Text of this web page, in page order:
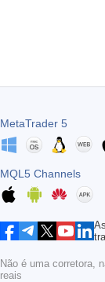
MetaTrader 5
MQL5 Channels
Não é uma corretora,
reais